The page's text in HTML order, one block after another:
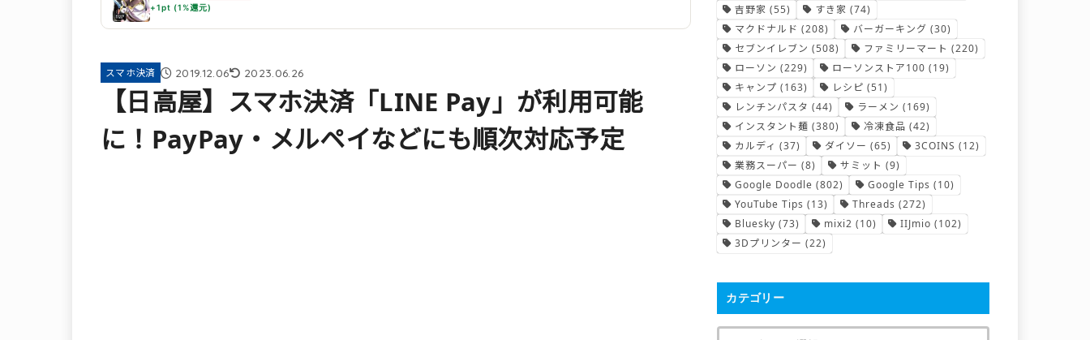
+1pt (1%還元)
スマホ決済 2019.12.06 2023.06.26
【日高屋】スマホ決済「LINE Pay」が利用可能
に！PayPay・メルペイなどにも順次対応予定
吉野家 (55) すき家 (74)
マクドナルド (208) バーガーキング (30)
セブンイレブン (508) ファミリーマート (220)
ローソン (229) ローソンストア100 (19)
キャンプ (163) レシピ (51)
レンチンパスタ (44) ラーメン (169)
インスタント麺 (380) 冷凍食品 (42)
カルディ (37) ダイソー (65) 3COINS (12)
業務スーパー (8) サミット (9)
Google Doodle (802) Google Tips (10)
YouTube Tips (13) Threads (272)
Bluesky (73) mixi2 (10) IIJmio (102)
3Dプリンター (22)
カテゴリー